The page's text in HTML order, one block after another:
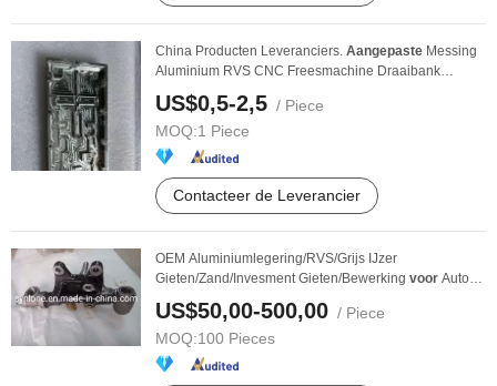
China Producten Leveranciers. Aangepaste Messing
Aluminium RVS CNC Freesmachine Draaibank
Machines ...
US$0,5-2,5 / Piece
MOQ:1 Piece
Contacteer de Leverancier
OEM Aluminiumlegering/RVS/Grijs IJzer
Gieten/Zand/Invesment Gieten/Bewerking voor Auto
Onderdelen
US$50,00-500,00 / Piece
MOQ:100 Pieces